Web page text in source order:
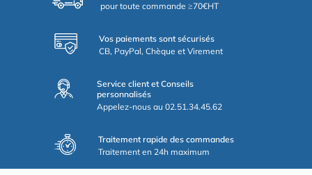
pour toute commande ≥70€HT
Vos paiements sont sécurisés
CB, PayPal, Chèque et Virement
Service client et Conseils
personnalisés
Appelez-nous au 02.51.34.45.62
Traitement rapide des commandes
Traitement en 24h maximum